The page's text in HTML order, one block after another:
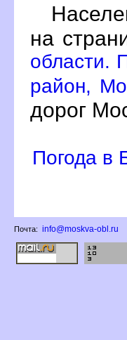
на
области.
район,
дорог
Погода в
Почта: info@moskva-obl.ru